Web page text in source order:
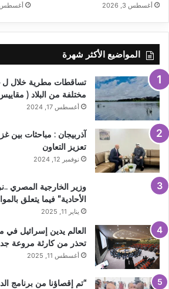
أغسطس 3, 2026 أغسطس 3,
المواضيع الأكثر شهرة
مختلفة من البلاد (
أغسطس 17, 2024
آذربيجان : مباحثات بين
تعزيز التعاون
نوفمبر 12, 2024
وزير الخارجية المصري
الأحادية” فيما يتعلق
يناير 11, 2025
العالم يدين إسرائيل في
تحذر من كارثة مروعة
أغسطس 11, 2025
“تم إقصاؤنا من برنامج